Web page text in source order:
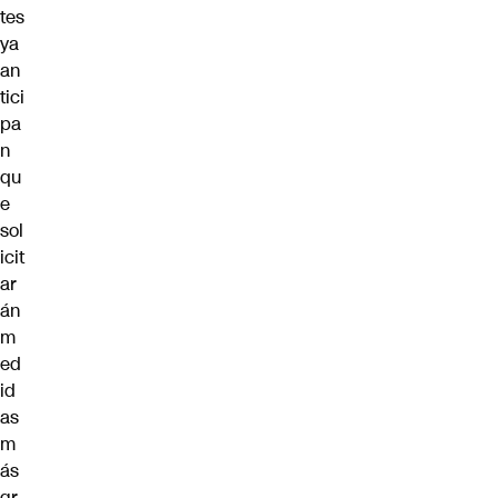
tes
ya
an
tici
pa
n
qu
e
sol
icit
ar
án
m
ed
id
as
m
ás